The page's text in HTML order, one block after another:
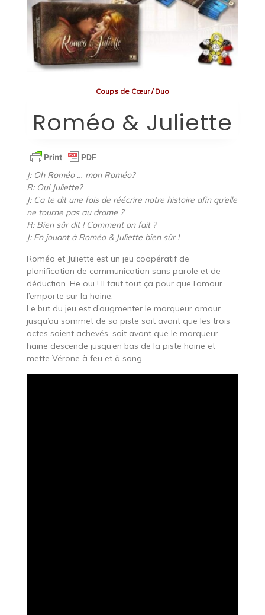
Coups de Cœur/Duo
Roméo & Juliette
J: Oh Roméo … mon Roméo?
R: Oui Juliette?
J: Ca te dit une fois de réécrire notre histoire afin qu’elle
ne tourne pas au drame ?
R: Bien sûr dit ! Comment on fait ?
J: En jouant à Roméo & Juliette bien sûr !
Roméo et Juliette est un jeu coopératif de
planification de communication sans parole et de
déduction. He oui ! Il faut tout ça pour que l’amour
l’emporte sur la haine.
Le but du jeu est d’augmenter le marqueur amour
jusqu’au sommet de sa piste soit avant que les trois
actes soient achevés, soit avant que le marqueur
haine descende jusqu’en bas de la piste haine et
mette Vérone à feu et à sang.